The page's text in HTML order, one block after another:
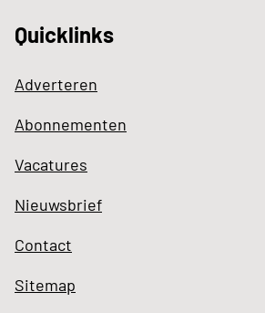
Quicklinks
Adverteren
Abonnementen
Vacatures
Nieuwsbrief
Contact
Sitemap